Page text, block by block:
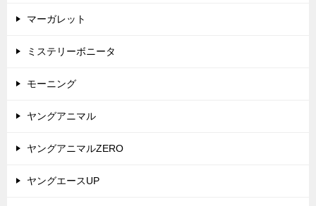
マーガレット
ミステリーボニータ
モーニング
ヤングアニマル
ヤングアニマルZERO
ヤングエースUP